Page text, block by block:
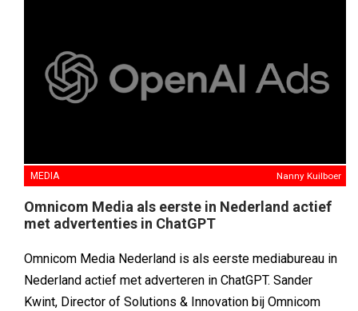
MEDIA Nanny Kuilboer
Omnicom Media als eerste in Nederland actief
met advertenties in ChatGPT
Omnicom Media Nederland is als eerste mediabureau in
Nederland actief met adverteren in ChatGPT. Sander
Kwint, Director of Solutions & Innovation bij Omnicom